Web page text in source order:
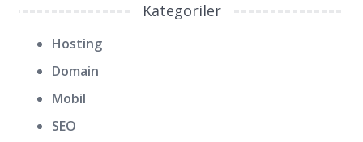
Kategoriler
Hosting
Domain
Mobil
SEO